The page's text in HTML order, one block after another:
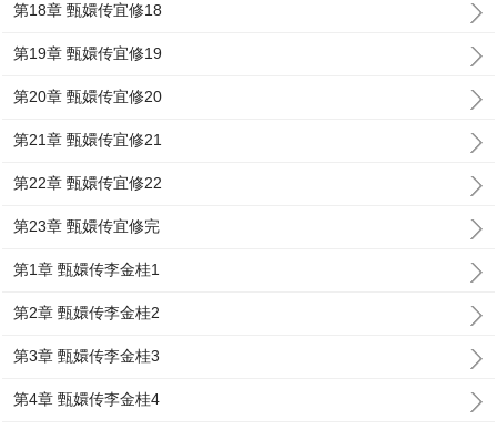
第18章 甄嬛传宜修18
第19章 甄嬛传宜修19
第20章 甄嬛传宜修20
第21章 甄嬛传宜修21
第22章 甄嬛传宜修22
第23章 甄嬛传宜修完
第1章 甄嬛传李金桂1
第2章 甄嬛传李金桂2
第3章 甄嬛传李金桂3
第4章 甄嬛传李金桂4